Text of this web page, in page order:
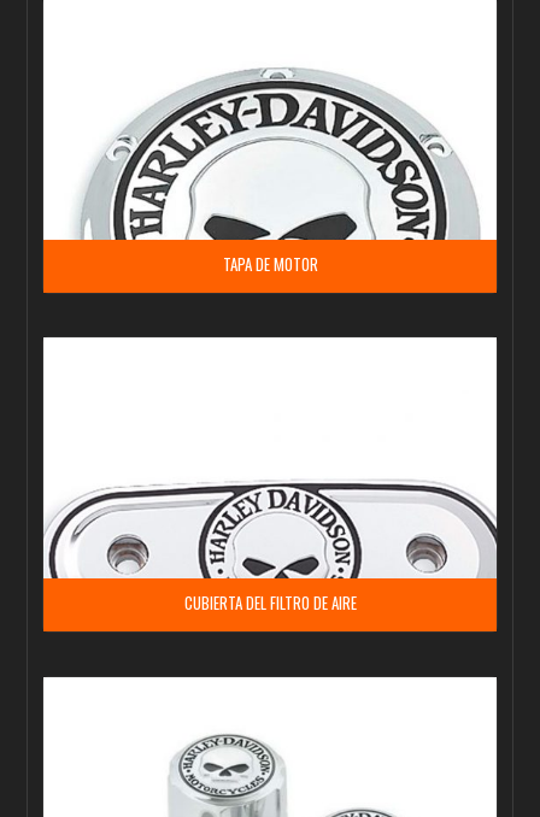
TAPA DE MOTOR
CUBIERTA DEL FILTRO DE AIRE